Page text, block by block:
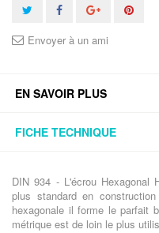
Envoyer à un ami
EN SAVOIR PLUS
FICHE TECHNIQUE
DIN 934 - L'écrou
plus standard en
hexagonale il forme le parfait
métrique est de loin le plus